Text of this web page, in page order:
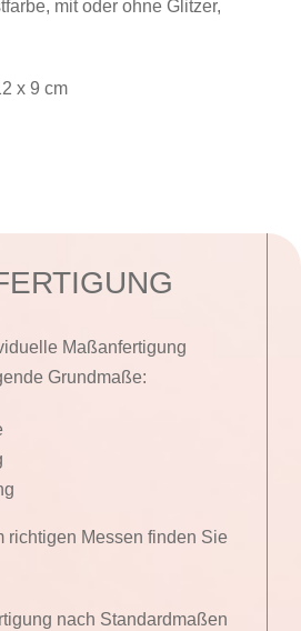
mit oder ohne Glitzer,
x 9 cm
Maßanfertigung
Grundmaße:
richtigen Messen finden Sie
nach Standardmaßen